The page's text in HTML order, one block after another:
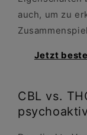
auch, um zu
Jetzt
CBL vs.